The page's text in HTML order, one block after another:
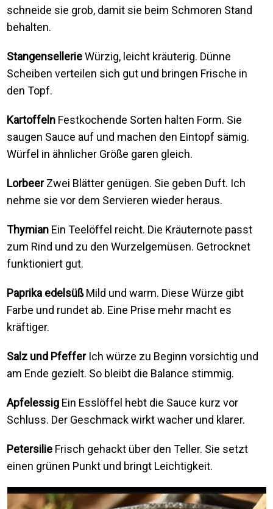
schneide sie grob, damit sie beim Schmoren Stand
behalten.
StangensellerieWürzig, leicht kräuterig. Dünne
Scheiben verteilen sich gut und bringen Frische in
den Topf.
Kartoffeln Festkochende Sorten halten Form. Sie
saugen Sauce auf und machen den Eintopf sämig.
Würfel in ähnlicher Größe garen gleich.
LorbeerZwei Blätter genügen. Sie geben Duft. Ich
nehme sie vor dem Servieren wieder heraus.
Thymian Ein Teelöffel reicht. Die Kräuternote passt
zum Rind und zu den Wurzelgemüsen. Getrocknet
funktioniert gut.
Paprika edelsüßMild und warm. Diese Würze gibt
Farbe und rundet ab. Eine Prise mehr macht es
kräftiger.
Salz und PfefferIch würze zu Beginn vorsichtig und
am Ende gezielt. So bleibt die Balance stimmig.
Apfelessig Ein Esslöffel hebt die Sauce kurz vor
Schluss. Der Geschmack wirkt wacher und klarer.
Petersilie Frisch gehackt über den Teller. Sie setzt
einen grünen Punkt und bringt Leichtigkeit.